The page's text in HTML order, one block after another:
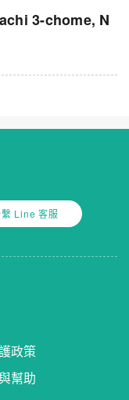
3-chome, N
Line 客服
政策
幫助